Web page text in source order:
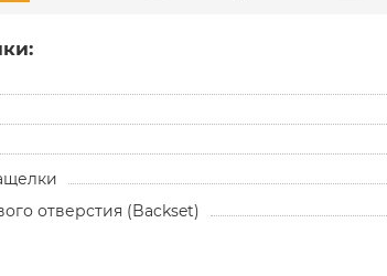
отверстия (Backset)